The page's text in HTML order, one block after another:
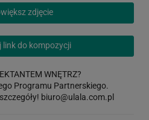
zdjęcie
link do kompozycji
WNĘTRZ?
Programu Partnerskiego.
biuro@ulala.com.pl